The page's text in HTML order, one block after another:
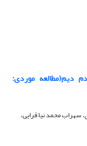
دیم(مطالعه موردی:
سهراب محمد نیا قرایی،